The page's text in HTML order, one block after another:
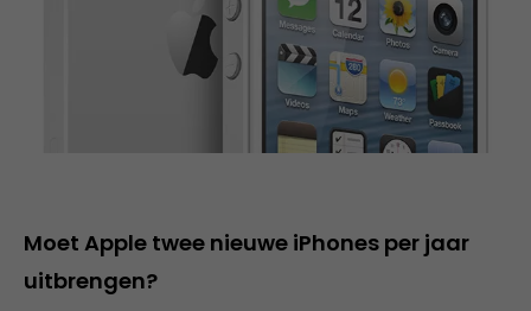
Moet Apple twee nieuwe iPhones per jaar
uitbrengen?